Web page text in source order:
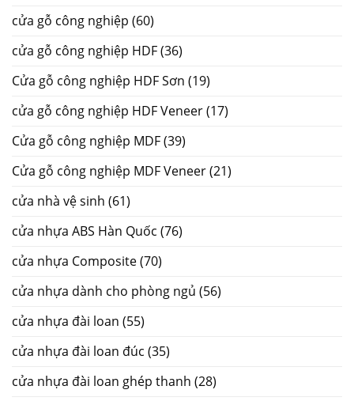
cửa gỗ công nghiệp (60)
cửa gỗ công nghiệp HDF(36)
Cửa gỗ công nghiệp HDF Sơn (19)
cửa gỗ công nghiệp HDF Veneer(17)
Cửa gỗ công nghiệp MDF(39)
Cửa gỗ công nghiệp MDF Veneer(21)
cửa nhà vệ sinh (61)
cửa nhựa ABS Hàn Quốc (76)
cửa nhựa Composite(70)
cửa nhựa dành cho phòng ngủ (56)
cửa nhựa đài loan (55)
cửa nhựa đài loan đúc (35)
cửa nhựa đài loan ghép thanh (28)